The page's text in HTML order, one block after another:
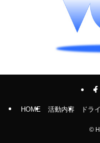
HOME 活動内容 ドラ
©